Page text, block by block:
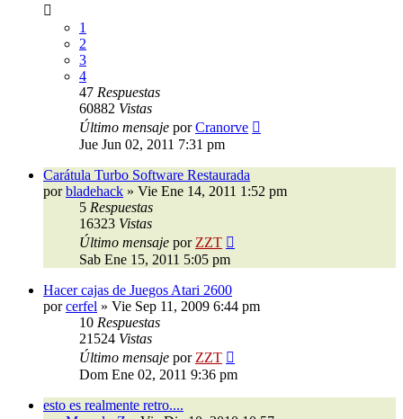
1
2
3
4
47 Respuestas
60882 Vistas
Último mensaje porCranorve
Jue Jun 02, 2011 7:31 pm
Carátula Turbo Software Restaurada
porbladehack » Vie Ene 14, 2011 1:52 pm
5 Respuestas
16323 Vistas
Último mensaje por ZZT
Sab Ene 15, 2011 5:05 pm
Hacer cajas de Juegos Atari 2600
porcerfel » Vie Sep 11, 2009 6:44 pm
10 Respuestas
21524 Vistas
Último mensaje por ZZT
Dom Ene 02, 2011 9:36 pm
esto es realmente retro....